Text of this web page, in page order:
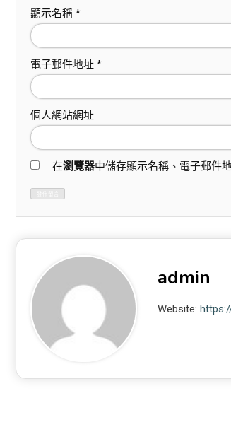
顯示名稱 *
電子郵件地址 *
個人網站網址
在瀏覽器中儲存顯示名稱、電子郵件
admin
Website: